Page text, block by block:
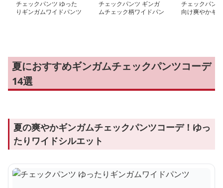
チェックパンツ ゆった
りギンガムワイドパンツ
チェックパンツ ギンガ
ムチェック柄ワイドパン
チェックパン
向け爽やかギ
夏におすすめギンガムチェックパンツコーデ
14選
夏の爽やかギンガムチェックパンツコーデ！ゆっ
たりワイドシルエット